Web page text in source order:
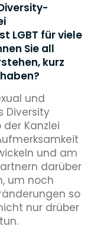
LGBT für viele
Sie all
kurz
und
Diversity
Kanzlei
und am
darüber
um noch
so
nur drüber